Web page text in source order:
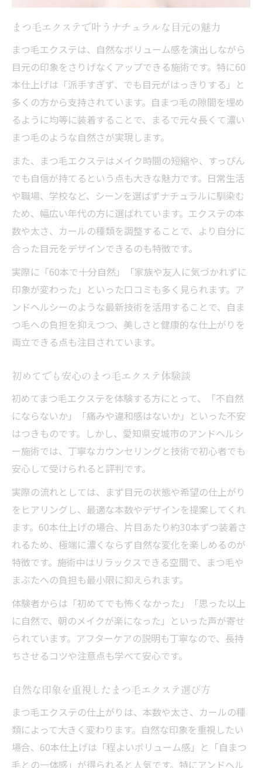
る秘訣
アンドヘルシー施術後のまつ毛エクステ持
ちの良さ
まつ毛エクステ初心者が選ぶアンドヘルシ
ーの理由
まつ毛エクステとパーマの仕上がりを比較
アンドヘルシーとエクパーマの違いを解説
まつ毛エクステとパーマどちらがナチュラ
ル？
自まつ毛の状態で選ぶ最適な施術法とは
まつ毛エクステの持ちとパーマの違い体感
談
ナチュラル派に最適な本数の選び方入門
まつ毛エクステは何本がナチュラルに見え
る？
片目に適したまつ毛エクステ本数の選び方
ナチュラル好きにおすすめの本数比較ガイ
ド
60本エクステで得られる自然なまつ毛の理
由
清潔感と美しさ両立の秘訣を紹介
まつ毛エクステで清潔感を演出する方法
美しさと清潔感を両立するマツエクの秘訣
ナチュラルまつ毛エクステのケアポイント
まつ毛エクステ仕上げ後の清潔感キープ術
日常に馴染むまつ毛エクステで好印象アッ
まつ毛エクステで叶うナチュラルな目元の魅力
まつ毛エクステは、自然なボリューム感を演出しながら
目元の印象をさりげなくアップできる施術です。特に60
本仕上げは「派手すぎず、でも目元がはっきりする」と
多くの方から支持されています。自まつ毛の隙間を埋め
るように均等に装着することで、まるで元々長くて濃い
まつ毛のような自然さが実現します。
また、まつ毛エクステはメイク時間の短縮や、すっぴん
でも自信が持てるという点も大きな魅力です。日常生活
や職場、学校など、シーンを選ばずナチュラルに馴染む
ため、幅広い年代の方に選ばれています。エクステの本
数や太さ、カールの種類を調整することで、より自分に
合った目元をデザインできるのも特徴です。
実際に「60本で十分自然」「家族や友人に気づかれずに
印象が変わった」といった口コミも多く見られます。ア
ンドヘルシーのような最新技術を活用することで、自ま
つ毛への負担を抑えつつ、美しさと健康的な仕上がりを
両立できる点も注目されています。
初めてでも安心のまつ毛エクステ体験談
初めてまつ毛エクステを体験する方にとって、「不自然
にならないか」「痛みや違和感はないか」といった不安
はつきものです。しかし、愛知県安城市のアンドヘルシ
ー施術では、丁寧なカウンセリングと技術で初心者でも
安心して受けられると評判です。
実際の流れとしては、まず目元の状態や希望の仕上がり
をヒアリングし、最適な本数やデザインを提案してくれ
ます。60本仕上げの場合、片目あたり約30本ずつ装着さ
れるため、極端に濃くならず自然な変化を楽しめるのが
特徴です。施術中はリラックスできる空間で、まつ毛や
まぶたへの負担も最小限に抑えられます。
体験者からは「初めてでも怖くなかった」「思った以上
に自然で、朝のメイクが楽になった」といった声が寄せ
られています。アフターケアの説明も丁寧なので、長持
ちさせるコツや注意点も学べて安心です。
自然な印象を重視したまつ毛エクステ選び方
まつ毛エクステの仕上がりは、本数や太さ、カールの種
類によって大きく変わります。自然な印象を重視したい
場合、60本仕上げは「程よいボリューム感」と「自まつ
毛との一体感」が得られると人気です。特にアンドヘル